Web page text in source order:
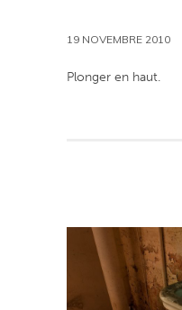
19 NOVEMBRE 2010
Plonger en haut.